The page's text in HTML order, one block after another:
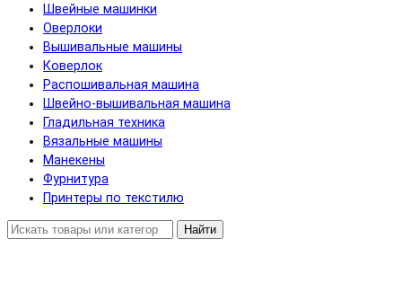
Швейные машинки
Оверлоки
Вышивальные машины
Коверлок
Распошивальная машина
Швейно-вышивальная машина
Гладильная техника
Вязальные машины
Манекены
Фурнитура
Принтеры по текстилю
Найти